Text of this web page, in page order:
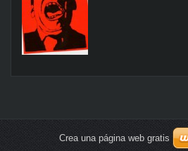
Crea una página web gratis